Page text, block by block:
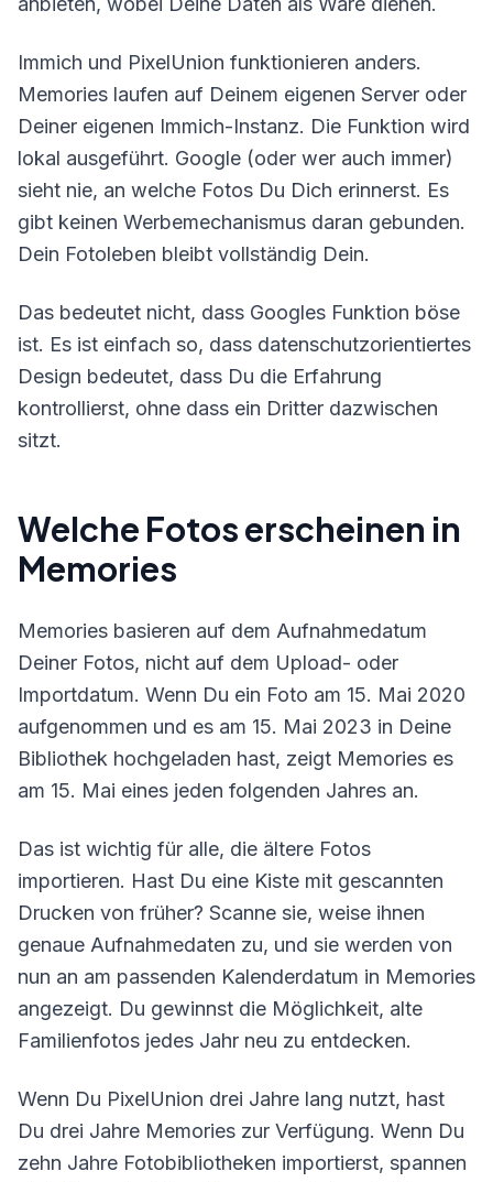
Immich und PixelUnion funktionieren anders.
Memories laufen auf Deinem eigenen Server oder
Deiner eigenen Immich-Instanz. Die Funktion wird
lokal ausgeführt. Google (oder wer auch immer)
sieht nie, an welche Fotos Du Dich erinnerst. Es
gibt keinen Werbemechanismus daran gebunden.
Dein Fotoleben bleibt vollständig Dein.
Das bedeutet nicht, dass Googles Funktion böse
ist. Es ist einfach so, dass datenschutzorientiertes
Design bedeutet, dass Du die Erfahrung
kontrollierst, ohne dass ein Dritter dazwischen
sitzt.
Welche Fotos erscheinen in
Memories
Memories basieren auf dem Aufnahmedatum
Deiner Fotos, nicht auf dem Upload- oder
Importdatum. Wenn Du ein Foto am 15. Mai 2020
aufgenommen und es am 15. Mai 2023 in Deine
Bibliothek hochgeladen hast, zeigt Memories es
am 15. Mai eines jeden folgenden Jahres an.
Das ist wichtig für alle, die ältere Fotos
importieren. Hast Du eine Kiste mit gescannten
Drucken von früher? Scanne sie, weise ihnen
genaue Aufnahmedaten zu, und sie werden von
nun an am passenden Kalenderdatum in Memories
angezeigt. Du gewinnst die Möglichkeit, alte
Familienfotos jedes Jahr neu zu entdecken.
Wenn Du PixelUnion drei Jahre lang nutzt, hast
Du drei Jahre Memories zur Verfügung. Wenn Du
zehn Jahre Fotobibliotheken importierst, spannen